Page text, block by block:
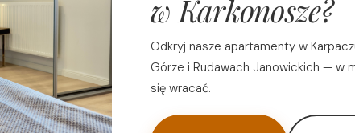
w Karkonosze?
Odkryj nasze apartamenty w
Górze i Rudawach Janowickich — w
się wracać.